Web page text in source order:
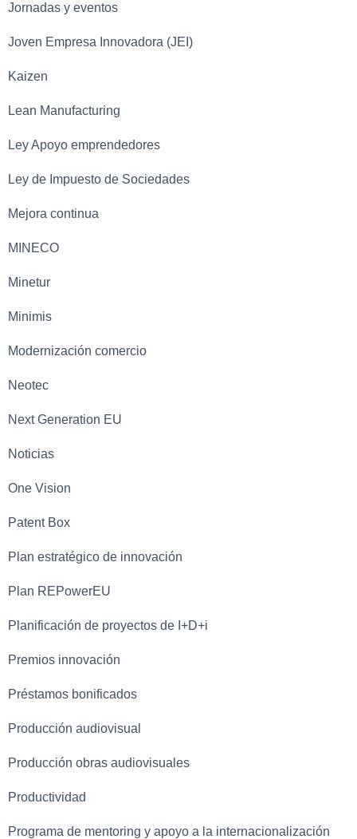
Jornadas y eventos
Joven Empresa Innovadora (JEI)
Kaizen
Lean Manufacturing
Ley Apoyo emprendedores
Ley de Impuesto de Sociedades
Mejora continua
MINECO
Minetur
Minimis
Modernización comercio
Neotec
Next Generation EU
Noticias
One Vision
Patent Box
Plan estratégico de innovación
Plan REPowerEU
Planificación de proyectos de I+D+i
Premios innovación
Préstamos bonificados
Producción audiovisual
Producción obras audiovisuales
Productividad
Programa de mentoring y apoyo a la internacionalización